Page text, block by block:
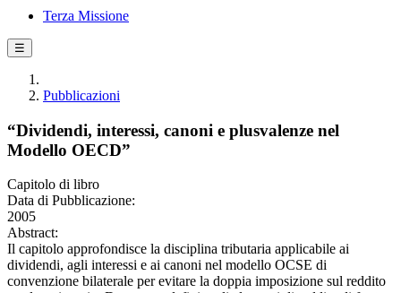
Terza Missione
☰
Pubblicazioni
“Dividendi, interessi, canoni e plusvalenze nel
Modello OECD”
Capitolo di libro
Data di Pubblicazione:
2005
Abstract:
Il capitolo approfondisce la disciplina tributaria applicabile ai
dividendi, agli interessi e ai canoni nel modello OCSE di
convenzione bilaterale per evitare la doppia imposizione sul reddito